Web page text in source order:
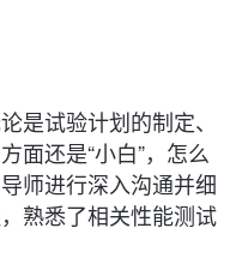
是试验计划的制定、
面还是“小白”，怎么
师进行深入沟通并细
熟悉了相关性能测试